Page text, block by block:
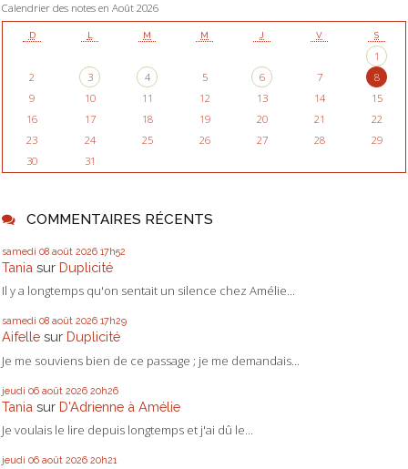
Calendrier des notes en Août 2026
D L M M J V S
1
2
3 4 5 6 7
8
9
10 11 12 13 14
15
16
17 18 19 20 21
22
23
24 25 26 27 28
29
30
31
COMMENTAIRES RÉCENTS
samedi 08 août 2026 17h52
Tania sur Duplicité
Il y a longtemps qu'on sentait un silence chez Amélie...
samedi 08 août 2026 17h29
Aifelle sur Duplicité
Je me souviens bien de ce passage ; je me demandais...
jeudi 06 août 2026 20h26
Tania sur D'Adrienne à Amélie
Je voulais le lire depuis longtemps et j'ai dû le...
jeudi 06 août 2026 20h21